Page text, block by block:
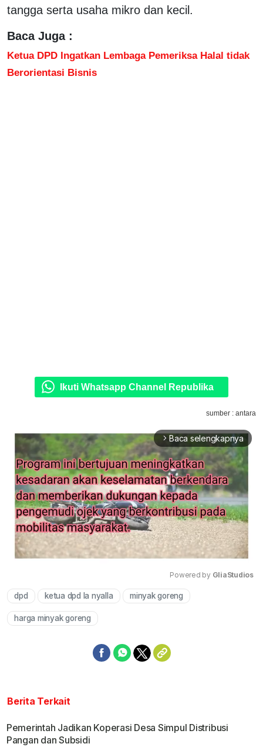
tangga serta usaha mikro dan kecil.
Baca Juga :
Ketua DPD Ingatkan Lembaga Pemeriksa Halal tidak
Berorientasi Bisnis
Ikuti Whatsapp Channel Republika
sumber : antara
arrow_forward_ios Baca selengkapnya
Powered by GliaStudios
dpd ketua dpd la nyalla minyak goreng
harga minyak goreng
Berita Terkait
Pemerintah Jadikan Koperasi Desa Simpul Distribusi
Pangan dan Subsidi